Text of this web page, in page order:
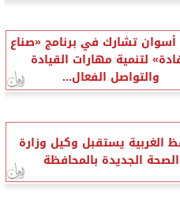
أسوان تشارك في برنامج «صناع
لتنمية مهارات القيادة
والتواصل الفعال...
الغربية يستقبل وكيل وزارة
الصحة الجديدة بالمحافظة